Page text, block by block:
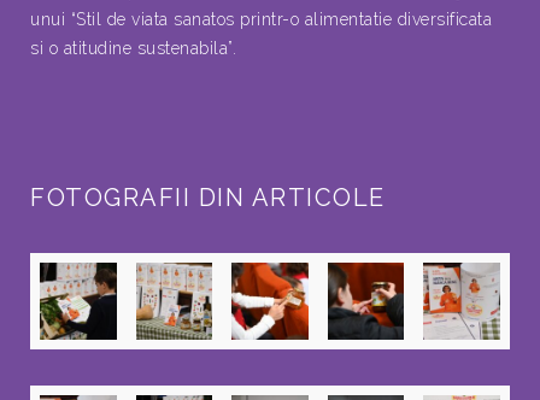
unui “Stil de viata sanatos printr-o alimentatie diversificata
si o atitudine sustenabila”.
FOTOGRAFII DIN ARTICOLE